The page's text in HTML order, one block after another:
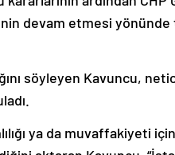
devam etmesi yönünde
aktaran Kavuncu,